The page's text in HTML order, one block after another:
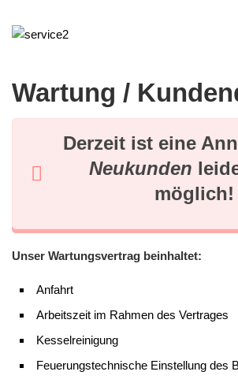
Wartung /
Derzeit ist eine
Neukunden
möglich!
Unser Wartungsvertrag beinhaltet:
Anfahrt
Arbeitszeit im Rahmen des Vertrages
Kesselreinigung
Feuerungstechnische Einstellung des